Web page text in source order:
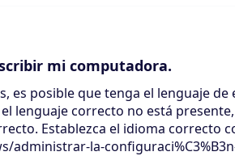
mi computadora.
es posible que tenga el lenguaje
lenguaje correcto no está
Establezca el idioma correcto
la-